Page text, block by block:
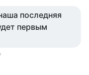
последняя
первым